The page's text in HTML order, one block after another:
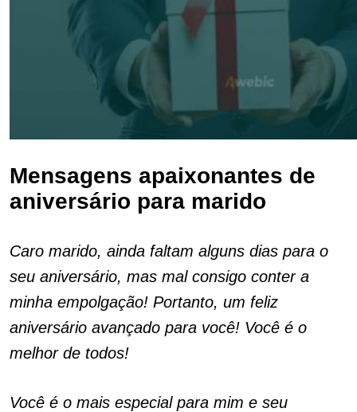
Mensagens apaixonantes de
aniversário para marido
Caro marido, ainda faltam alguns dias para o
seu aniversário, mas mal consigo conter a
minha empolgação! Portanto, um feliz
aniversário avançado para você! Você é o
melhor de todos!
Você é o mais especial para mim e seu